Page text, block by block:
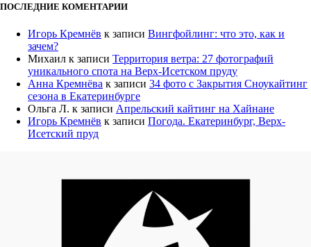
ПОСЛЕДНИЕ КОМЕНТАРИИ
Игорь Кремнёв к записи Вингфойлинг: что это, как и
зачем?
Михаил к записи Территория ветра: 27 фотографий
уникального спота на Верх-Исетском пруду
Анна Кремнёва к записи 34 фото с Закрытия Сноукайтинг
сезона в Екатеринбурге
Ольга Л. к записи Апрельский кайтинг на Хайнане
Игорь Кремнёв к записи Погода. Екатеринбург, Верх-
Исетский пруд